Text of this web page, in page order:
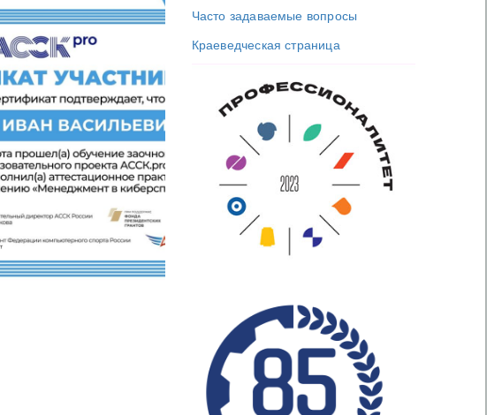
Часто задаваемые вопросы
Краеведческая страница